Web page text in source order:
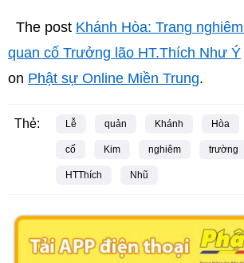
The post Khánh Hòa: Trang
quan cố Trưởng lão HT.Thích Như Ý
on Phật sự Online Miền Trung.
Thẻ: Lễ quản Khánh Hòa
cố Kim nghiêm trường
HTThích Nhũ